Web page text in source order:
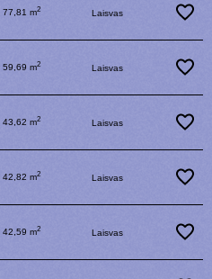
77,81 m2 Laisvas
59,69 m2 Laisvas
43,62 m2 Laisvas
42,82 m2 Laisvas
42,59 m2 Laisvas